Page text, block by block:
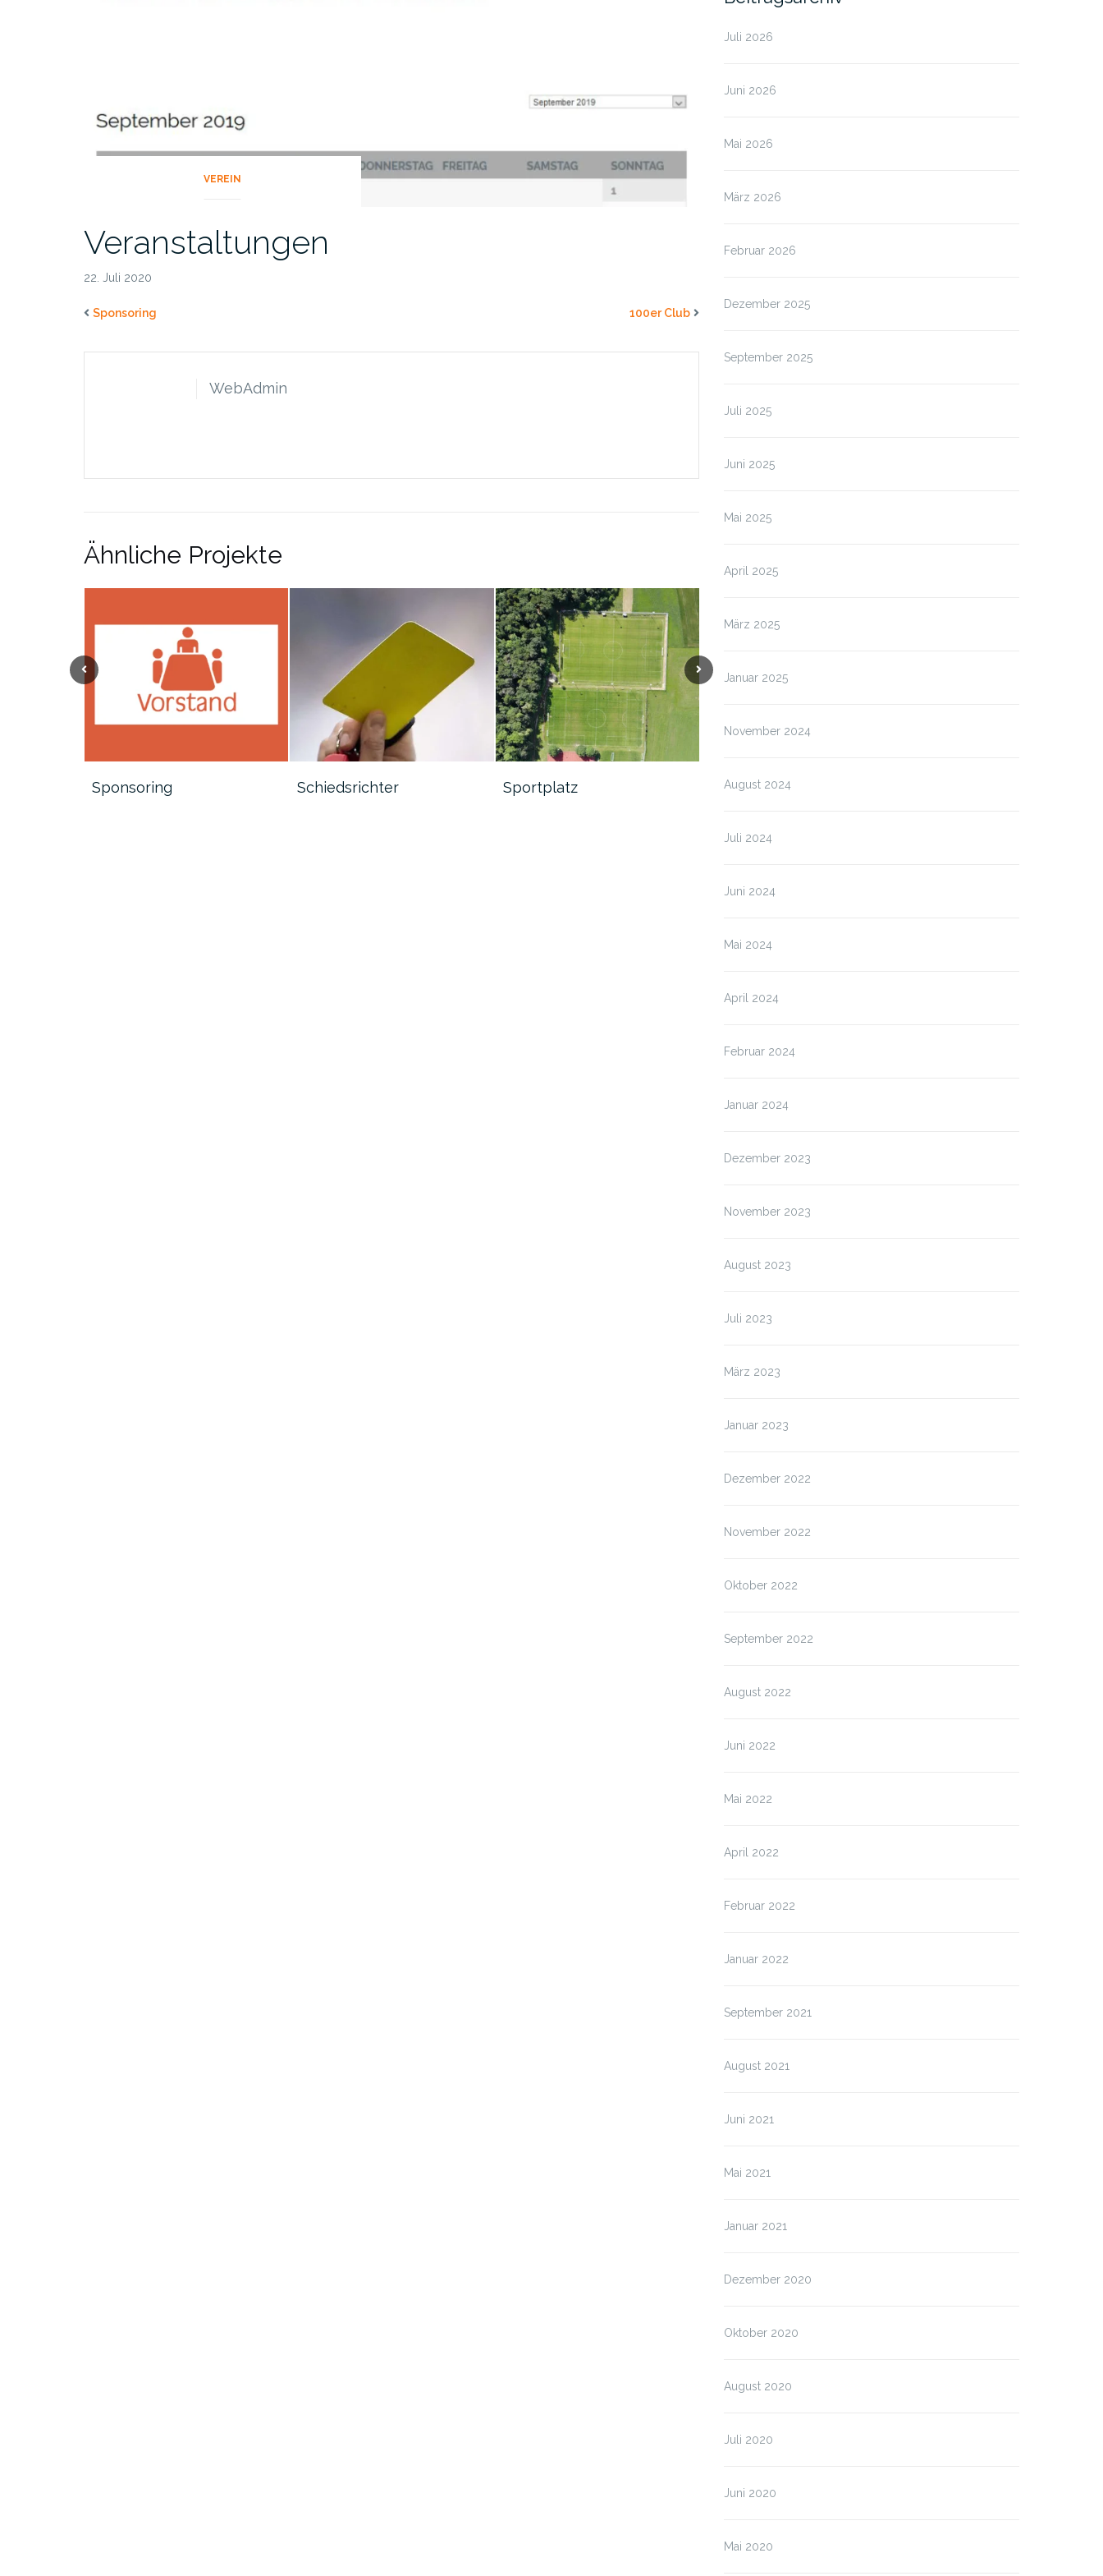
VEREIN
Veranstaltungen
22. Juli 2020
Sponsoring 100er Club
WebAdmin
Ähnliche Projekte
Sponsoring Schiedsrichter Sportplatz Vorstand & Funktionäre
Juli 2026
Juni 2026
Mai 2026
März 2026
Februar 2026
Dezember 2025
September 2025
Juli 2025
Juni 2025
Mai 2025
April 2025
März 2025
Januar 2025
November 2024
August 2024
Juli 2024
Juni 2024
Mai 2024
April 2024
Februar 2024
Januar 2024
Dezember 2023
November 2023
August 2023
Juli 2023
März 2023
Januar 2023
Dezember 2022
November 2022
Oktober 2022
September 2022
August 2022
Juni 2022
Mai 2022
April 2022
Februar 2022
Januar 2022
September 2021
August 2021
Juni 2021
Mai 2021
Januar 2021
Dezember 2020
Oktober 2020
August 2020
Juli 2020
Juni 2020
Mai 2020